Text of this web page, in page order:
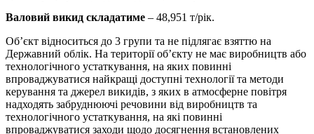
Валовий викид складатиме – 48,951 т/рік.
Об’єкт відноситься до 3 групи та не підлягає взяттю на
Державний облік. На території об’єкту не має виробництв або
технологічного устаткування, на яких повинні
впроваджуватися найкращі доступні технології та методи
керування та джерел викидів, з яких в атмосферне повітря
надходять забруднюючі речовини від виробництв та
технологічного устаткування, на які повинні
впроваджуватися заходи щодо досягнення встановлених